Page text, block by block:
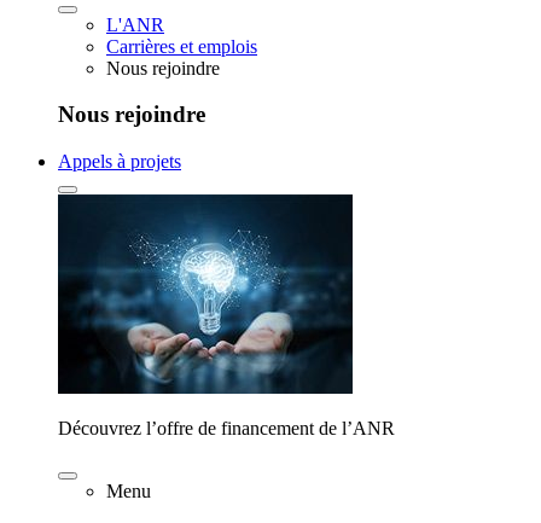
L'ANR
Carrières et emplois
Nous rejoindre
Nous rejoindre
Appels à projets
Découvrez l’offre de financement de l’ANR
Menu